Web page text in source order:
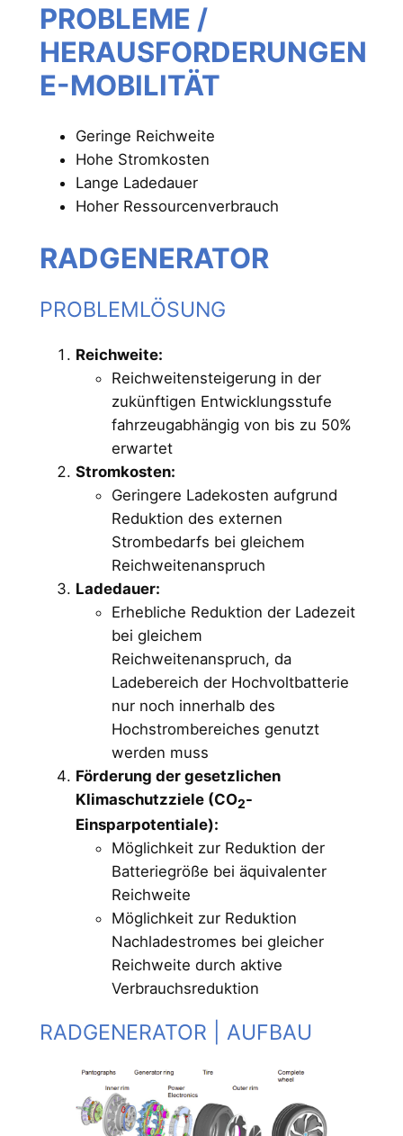
PROBLEME /
HERAUSFORDERUNGEN
E-MOBILITÄT
Geringe Reichweite
Hohe Stromkosten
Lange Ladedauer
Hoher Ressourcenverbrauch
RADGENERATOR
PROBLEMLÖSUNG
Reichweite:
Reichweitensteigerung in der
zukünftigen Entwicklungsstufe
fahrzeugabhängig von bis zu 50%
erwartet
Stromkosten:
Geringere Ladekosten aufgrund
Reduktion des externen
Strombedarfs bei gleichem
Reichweitenanspruch
Ladedauer:
Erhebliche Reduktion der Ladezeit
bei gleichem
Reichweitenanspruch, da
Ladebereich der Hochvoltbatterie
nur noch innerhalb des
Hochstrombereiches genutzt
werden muss
Förderung der gesetzlichen
Klimaschutzziele (CO2-
Einsparpotentiale):
Möglichkeit zur Reduktion der
Batteriegröße bei äquivalenter
Reichweite
Möglichkeit zur Reduktion
Nachladestromes bei gleicher
Reichweite durch aktive
Verbrauchsreduktion
RADGENERATOR | AUFBAU